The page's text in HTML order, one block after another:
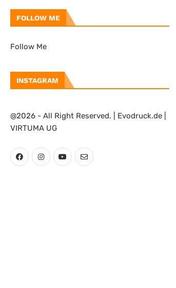
FOLLOW ME
Follow Me
INSTAGRAM
@2026 - All Right Reserved. | Evodruck.de |
VIRTUMA UG